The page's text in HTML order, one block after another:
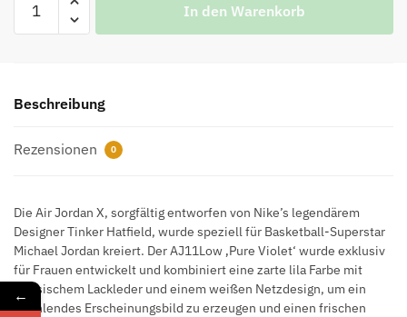
JORDAN
VIOLET
Menge
In den Warenkorb
Beschreibung
Rezensionen 0
Die Air Jordan X, sorgfältig entworfen von Nike’s legendärem
Designer Tinker Hatfield, wurde speziell für Basketball-Superstar
Michael Jordan kreiert. Der AJ11Low ‚Pure Violet‘ wurde exklusiv
für Frauen entwickelt und kombiniert eine zarte lila Farbe mit
klassischem Lackleder und einem weißen Netzdesign, um ein
strahlendes Erscheinungsbild zu erzeugen und einen frischen
←